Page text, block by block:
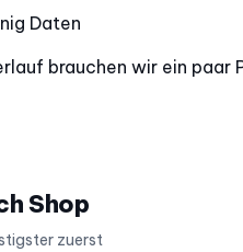
Daten
brauchen wir ein
Shop
zuerst